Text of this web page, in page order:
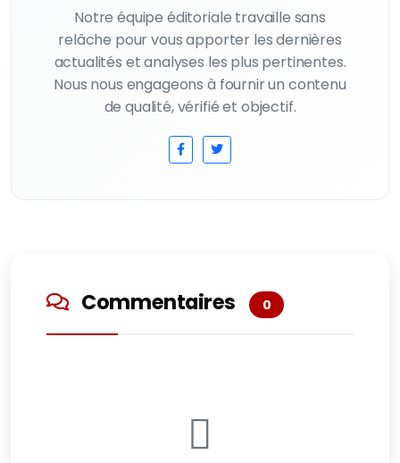
Notre équipe éditoriale travaille sans
relâche pour vous apporter les dernières
actualités et analyses les plus pertinentes.
Nous nous engageons à fournir un contenu
de qualité, vérifié et objectif.
Commentaires 0